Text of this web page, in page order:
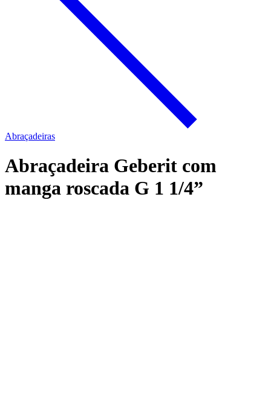
Abraçadeiras
Abraçadeira Geberit com
manga roscada G 1 1/4”